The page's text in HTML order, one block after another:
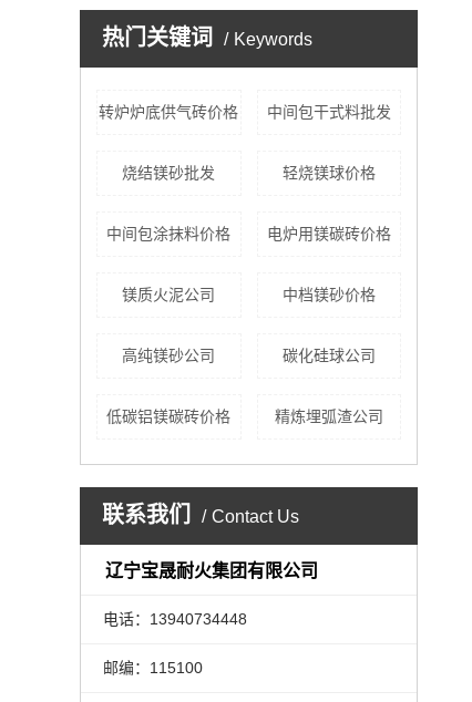
热门关键词 Keywords
转炉炉底供气砖价格 中间包干式料批发
烧结镁砂批发 轻烧镁球价格
中间包涂抹料价格 电炉用镁碳砖价格
镁质火泥公司 中档镁砂价格
高纯镁砂公司 碳化硅球公司
低碳铝镁碳砖价格 精炼埋弧渣公司
联系我们 Contact Us
辽宁宝晟耐火集团有限公司
电话：13940734448
邮编：115100